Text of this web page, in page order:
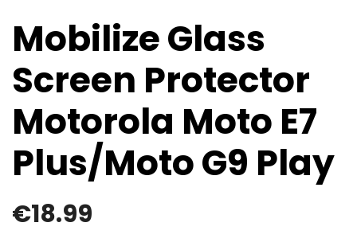
Mobilize Glass
Screen Protector
Motorola Moto E7
Plus/Moto G9 Play
€18.99